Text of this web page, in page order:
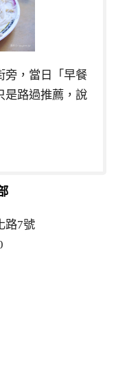
旁，當日「早餐
是路過推薦，說
路7號